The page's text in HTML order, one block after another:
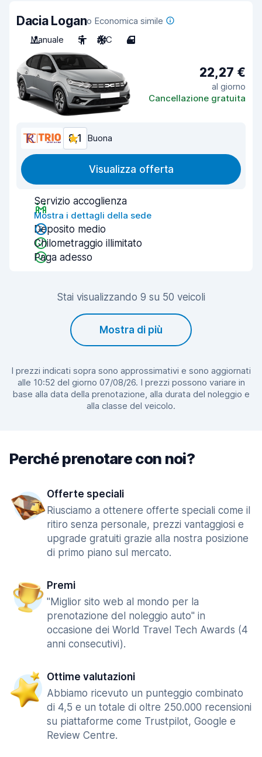
Dacia Logano Economica simile
Manuale
5 A/C 4
22,27 €
al giorno
Cancellazione gratuita
8,1 Buona
Visualizza offerta
Servizio accoglienza
Mostra i dettagli della sede
Deposito medio
Chilometraggio illimitato
Paga adesso
Stai visualizzando 9 su 50 veicoli
Mostra di più
I prezzi indicati sopra sono approssimativi e sono aggiornati
alle 10:52 del giorno 07/08/26. I prezzi possono variare in
base alla data della prenotazione, alla durata del noleggio e
alla classe del veicolo.
Perché prenotare con noi?
Offerte speciali
Riusciamo a ottenere offerte speciali come il
ritiro senza personale, prezzi vantaggiosi e
upgrade gratuiti grazie alla nostra posizione
di primo piano sul mercato.
Premi
"Miglior sito web al mondo per la
prenotazione del noleggio auto" in
occasione dei World Travel Tech Awards (4
anni consecutivi).
Ottime valutazioni
Abbiamo ricevuto un punteggio combinato
di 4,5 e un totale di oltre 250.000 recensioni
su piattaforme come Trustpilot, Google e
Review Centre.